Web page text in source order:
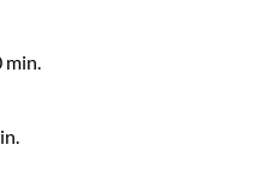
min.